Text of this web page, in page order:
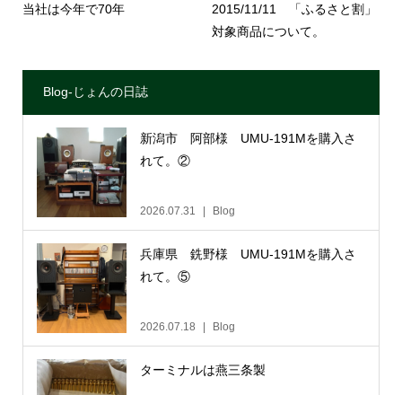
当社は今年で70年
2015/11/11 「ふるさと割」
対象商品について。
Blog-じょんの日誌
新潟市 阿部様 UMU-191Mを購入さ
れて。②
2026.07.31 Blog
兵庫県 銑野様 UMU-191Mを購入さ
れて。⑤
2026.07.18 Blog
ターミナルは燕三条製